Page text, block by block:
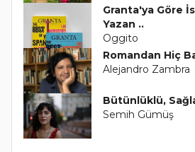
Granta'ya Göre
Yazan ..
Oggito
Romandan Hiç
Alejandro Zambra
Bütünlüklü,
Semih Gümüş